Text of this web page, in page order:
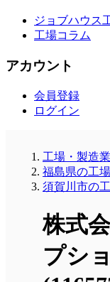
ジョブハウス
工場コラム
アカウント
会員登録
ログイン
工場・製造
福島県の工
須賀川市の
株式
プシ